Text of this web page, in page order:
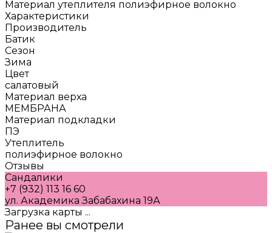
Материал утеплителя полиэфирное волокно
Характеристики
Производитель
Батик
Сезон
Зима
Цвет
салатовый
Материал верха
МЕМБРАНА
Материал подкладки
ПЭ
Утеплитель
полиэфирное волокно
Отзывы
Сандалики
+7 (932) 113 16 60
ул. Академика Забабахина 19А
Загрузка карты ...
Ранее вы смотрели